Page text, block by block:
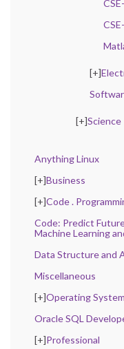
[+]
[+]Science
Anything Linux
[+]Business
[+]Code .
Code: Predict
Machine Learning
Data Structure and
Miscellaneous
[+]Operating
Oracle SQL
[+]Professional